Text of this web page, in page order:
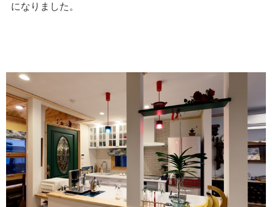
になりました。